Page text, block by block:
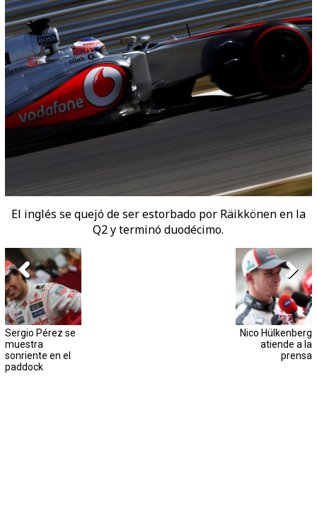
El inglés se quejó de ser estorbado por Räikkönen en la
Q2 y terminó duodécimo.
Sergio Pérez se
muestra
sonriente en el
paddock
Nico Hülkenberg
atiende a la
prensa